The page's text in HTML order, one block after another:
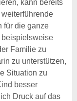
kann bereits
für die ganze
beispielsweise
Familie zu
zu unterstützen,
Situation zu
besser
Druck auf das